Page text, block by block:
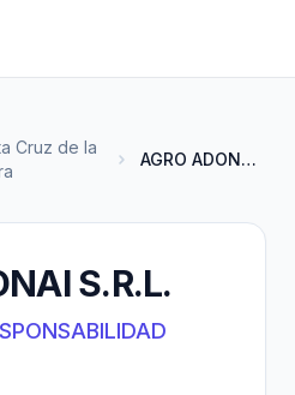
Cruz de la
AGRO ADONAI S.R.L.
S.R.L.